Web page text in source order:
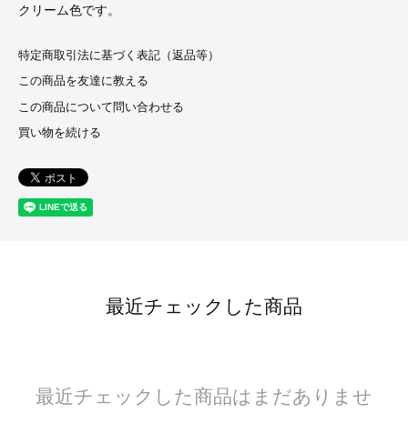
クリーム色です。
特定商取引法に基づく表記（返品等）
この商品を友達に教える
この商品について問い合わせる
買い物を続ける
最近チェックした商品
最近チェックした商品はまだありませ